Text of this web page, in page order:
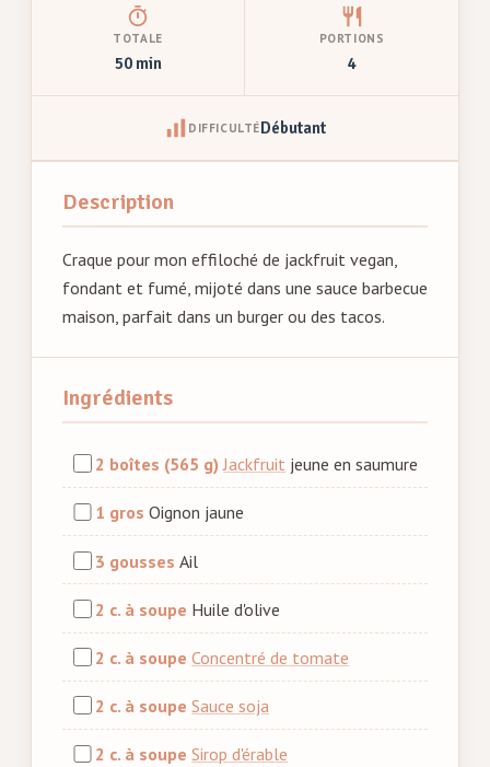
TOTALE
50 min
PORTIONS
4
DIFFICULTÉ Débutant
Description
Craque pour mon effiloché de jackfruit vegan,
fondant et fumé, mijoté dans une sauce barbecue
maison, parfait dans un burger ou des tacos.
Ingrédients
2 boîtes (565 g) Jackfruit jeune en saumure
1 gros Oignon jaune
3 gousses Ail
2 c. à soupe Huile d'olive
2 c. à soupe Concentré de tomate
2 c. à soupe Sauce soja
2 c. à soupe Sirop d'érable